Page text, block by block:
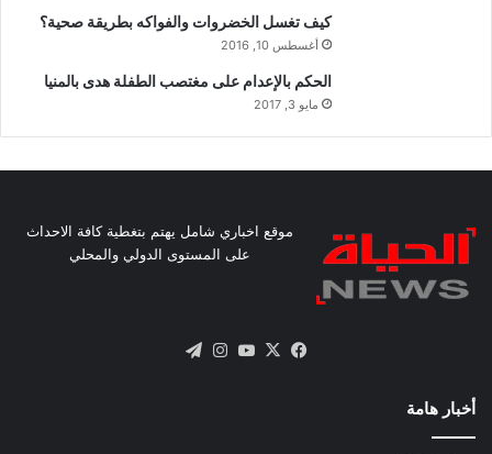
كيف تغسل الخضروات والفواكه بطريقة صحية؟
أغسطس 10, 2016
الحكم بالإعدام على مغتصب الطفلة هدى بالمنيا
مايو 3, 2017
موقع اخباري شامل يهتم بتغطية كافة الاحداث
على المستوى الدولي والمحلي
فيسبوك
X يوتيوبانستقرام
أخبار هامة